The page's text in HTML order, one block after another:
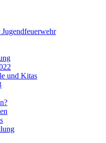
und Kitas